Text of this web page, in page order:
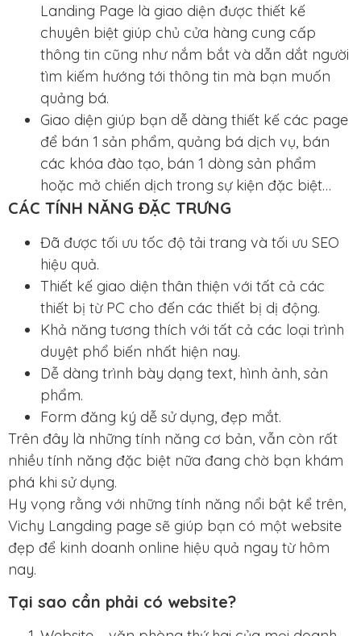
Landing Page là giao diện được thiết kế
chuyên biệt giúp chủ cửa hàng cung cấp
thông tin cũng như nắm bắt và dẫn dắt người
tìm kiếm hướng tới thông tin mà bạn muốn
quảng bá.
Giao diện giúp bạn dễ dàng thiết kế các page
để bán 1 sản phẩm, quảng bá dịch vụ, bán
các khóa đào tạo, bán 1 dòng sản phẩm
hoặc mở chiến dịch trong sự kiện đặc biệt…
CÁC TÍNH NĂNG ĐẶC TRƯNG
Đã được tối ưu tốc độ tải trang và tối ưu SEO
hiệu quả.
Thiết kế giao diện thân thiện với tất cả các
thiết bị từ PC cho đến các thiết bị dị động.
Khả năng tương thích với tất cả các loại trình
duyệt phổ biến nhất hiện nay.
Dễ dàng trình bày dạng text, hình ảnh, sản
phẩm.
Form đăng ký dễ sử dụng, đẹp mắt.
Trên đây là những tính năng cơ bản, vẫn còn rất
nhiều tính năng đặc biệt nữa đang chờ bạn khám
phá khi sử dụng.
Hy vọng rằng với những tính năng nổi bật kể trên,
Vichy Langding page sẽ giúp bạn có một website
đẹp để kinh doanh online hiệu quả ngay từ hôm
nay.
Tại sao cần phải có website?